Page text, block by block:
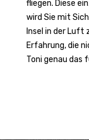
fliegen. Diese
wird Sie mit
Insel in der Luft
Erfahrung, die
Toni genau das